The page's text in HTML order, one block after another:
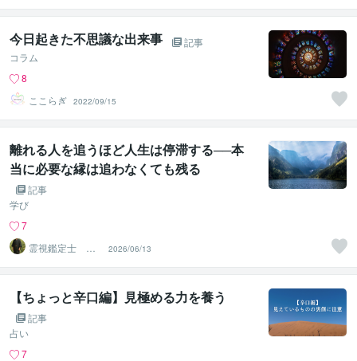
今日起きた不思議な出来事
記事
コラム
8
ここらぎ 2022/09/15
離れる人を追うほど人生は停滞する──本
当に必要な縁は追わなくても残る
記事
学び
7
霊視鑑定士 神
凪
2026/06/13
【ちょっと辛口編】見極める力を養う
記事
占い
7